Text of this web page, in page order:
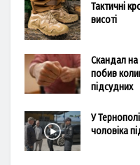
Тактичні
висоті
Скандал на
побив
підсудних
У
чоловіка